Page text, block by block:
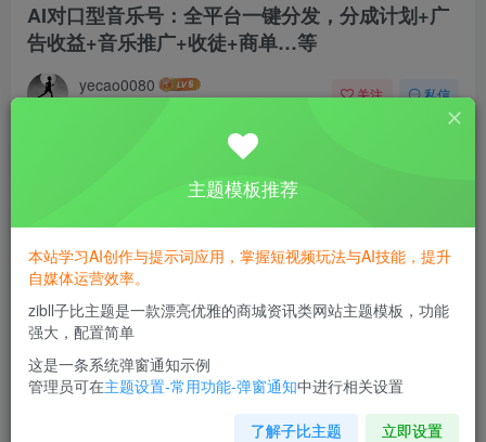
AI对口型音乐号：全平台一键分发，分成计划+广
告收益+音乐推广+收徒+商单…等
yecao0080 关注 私信
主题模板推荐
本站学习AI创作与提示词应用，掌握短视频玩法与AI技能，提升
自媒体运营效率。
zibll子比主题是一款漂亮优雅的商城资讯类网站主题模板，功能
强大，配置简单
这是一条系统弹窗通知示例
管理员可在主题设置-常用功能-弹窗通知中进行相关设置
了解子比主题 立即设置